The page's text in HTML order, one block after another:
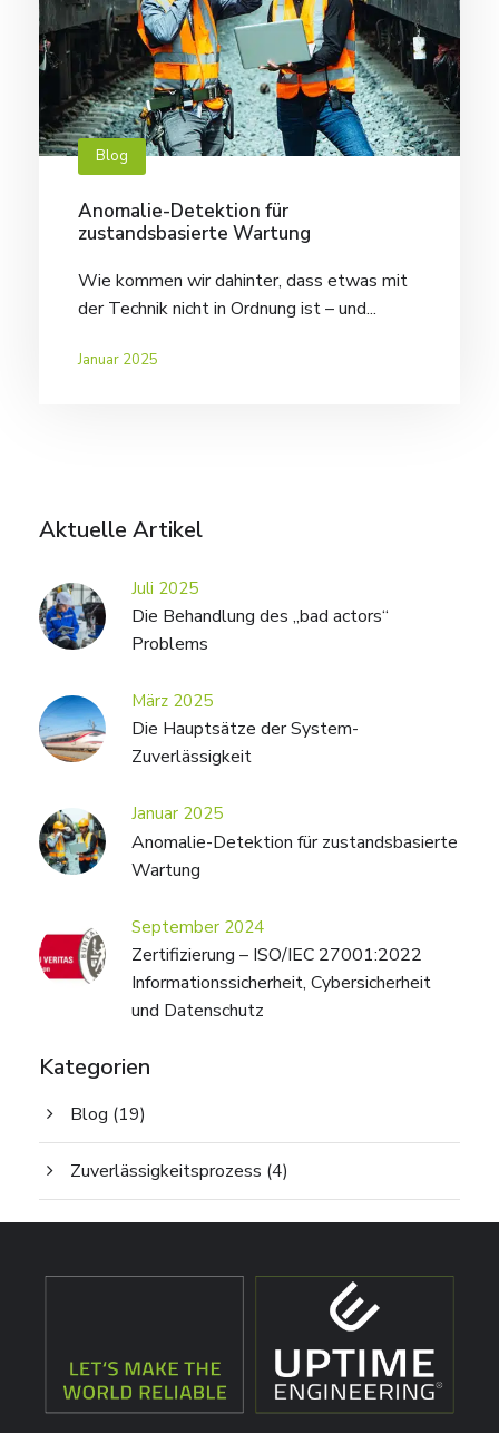
Blog
Anomalie-Detektion für
zustandsbasierte Wartung
Wie kommen wir dahinter, dass etwas mit
der Technik nicht in Ordnung ist – und...
Januar 2025
Aktuelle Artikel
Juli 2025
Die Behandlung des „bad actors“
Problems
März 2025
Die Hauptsätze der System-
Zuverlässigkeit
Januar 2025
Anomalie-Detektion für zustandsbasierte
Wartung
September 2024
Zertifizierung – ISO/IEC 27001:2022
Informationssicherheit, Cybersicherheit
und Datenschutz
Kategorien
Blog (19)
Zuverlässigkeitsprozess (4)